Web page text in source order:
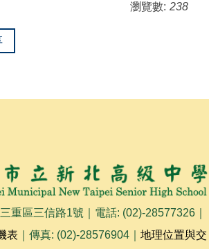
瀏覽數: 238
重區三信路1號｜電話: (02)-28577326｜
表 ｜傳真: (02)-28576904｜ 地理位置與交